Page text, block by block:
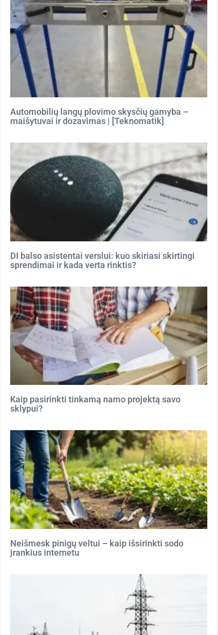
Automobilių langų plovimo skysčių gamyba –
maišytuvai ir dozavimas | [Teknomatik]
DI balso asistentai verslui: kuo skiriasi skirtingi
sprendimai ir kada verta rinktis?
Kaip pasirinkti tinkamą namo projektą savo
sklypui?
Neišmesk pinigų veltui – kaip išsirinkti sodo
įrankius internetu